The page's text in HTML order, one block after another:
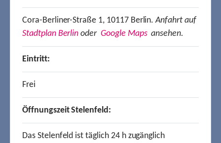
Cora-Berliner-Straße 1, 10117 Berlin.Anfahrt auf
Stadtplan Berlin oder Google Mapsansehen.
Eintritt:
Frei
Öffnungszeit Stelenfeld:
Das Stelenfeld ist täglich 24 h zugänglich